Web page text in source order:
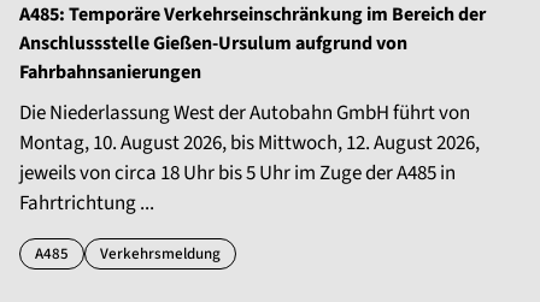
A485: Temporäre Verkehrseinschränkung im Bereich der
Anschlussstelle Gießen-Ursulum aufgrund von
Fahrbahnsanierungen
Die Niederlassung West der Autobahn GmbH führt von
Montag, 10. August 2026, bis Mittwoch, 12. August 2026,
jeweils von circa 18 Uhr bis 5 Uhr im Zuge der A485 in
Fahrtrichtung ...
A485 Verkehrsmeldung